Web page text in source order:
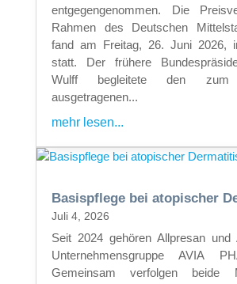
entgegengenommen. Die
Rahmen des Deutschen
fand am Freitag, 26. Juni 2026,
statt. Der frühere
Wulff begleitete den
ausgetragenen...
mehr lesen...
Basispflege bei atopischer
Juli 4, 2026
Seit 2024 gehören Allpresan und
Unternehmensgruppe AVIA
Gemeinsam verfolgen beide